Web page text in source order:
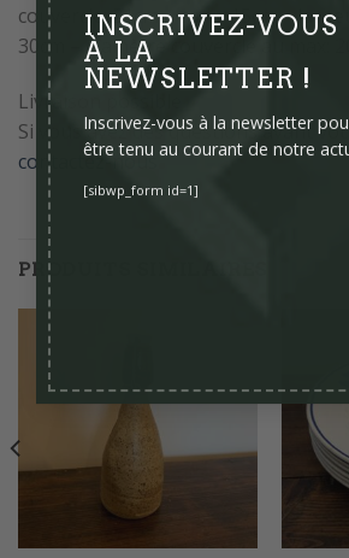
INSCRIVEZ-VOUS
À LA
NEWSLETTER !
Inscrivez-vous à la newsletter
être tenu au courant de notre
[sibwp_form id=1]
couvercle: 21cm – sans: 15cm –
30cm – diamètre couvercle au max:
Livraison possible
Si vous avez des questions avant
contactez-nous
PRODUITS SIMILAIRES